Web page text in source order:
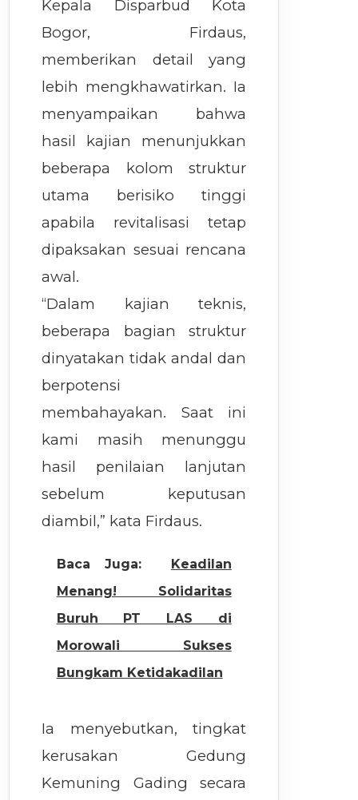
Kepala Disparbud Kota
Bogor, Firdaus,
memberikan detail yang
lebih mengkhawatirkan. Ia
menyampaikan bahwa
hasil kajian menunjukkan
beberapa kolom struktur
utama berisiko tinggi
apabila revitalisasi tetap
dipaksakan sesuai rencana
awal.
“Dalam kajian teknis,
beberapa bagian struktur
dinyatakan tidak andal dan
berpotensi
membahayakan. Saat ini
kami masih menunggu
hasil penilaian lanjutan
sebelum keputusan
diambil,” kata Firdaus.
Baca Juga:
Keadilan
Menang! Solidaritas
Buruh PT LAS di
Morowali Sukses
Bungkam Ketidakadilan
Ia menyebutkan, tingkat
kerusakan Gedung
Kemuning Gading secara